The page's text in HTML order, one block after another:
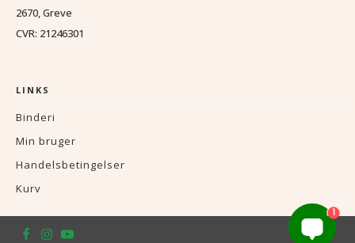
2670, Greve
CVR: 21246301
LINKS
Binderi
Min bruger
Handelsbetingelser
Kurv
1